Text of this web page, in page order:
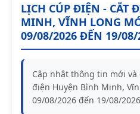
LỊCH CÚP ĐIỆN - CẮT
MINH, VĨNH LONG
09/08/2026 ĐẾN 19/08/
Cập nhật thông tin mới
điện Huyện Bình Minh,
09/08/2026 đến 19/08/